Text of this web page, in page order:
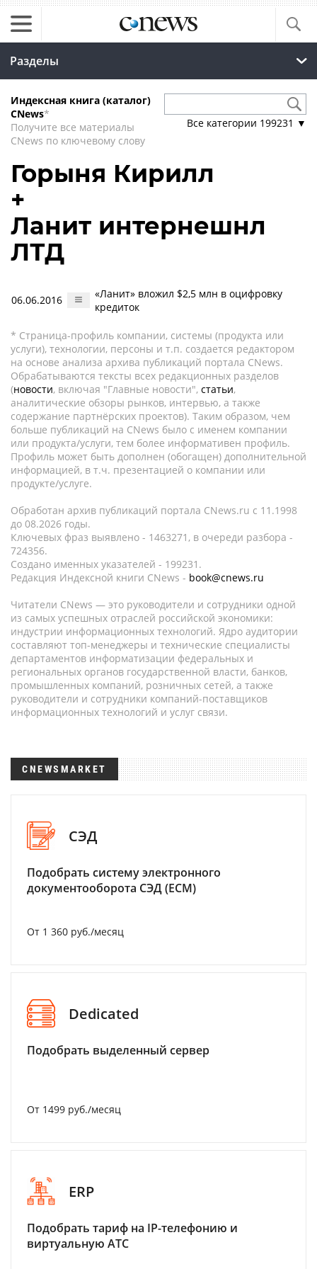
Разделы
Индексная книга (каталог)
CNews*
Получите все материалы
CNews по ключевому слову
Все категории 199231 ▼
Горыня Кирилл
+
Ланит интернешнл
ЛТД
06.06.2016
«Ланит» вложил $2,5 млн в оцифровку
кредиток
* Страница-профиль компании, системы (продукта или
услуги), технологии, персоны и т.п. создается редактором
на основе анализа архива публикаций портала CNews.
Обрабатываются тексты всех редакционных разделов
(новости, включая "Главные новости", статьи,
аналитические обзоры рынков, интервью, а также
содержание партнёрских проектов). Таким образом, чем
больше публикаций на CNews было с именем компании
или продукта/услуги, тем более информативен профиль.
Профиль может быть дополнен (обогащен) дополнительной
информацией, в т.ч. презентацией о компании или
продукте/услуге.
Обработан архив публикаций портала CNews.ru c 11.1998
до 08.2026 годы.
Ключевых фраз выявлено - 1463271, в очереди разбора -
724356.
Создано именных указателей - 199231.
Редакция Индексной книги CNews - book@cnews.ru
Читатели CNews — это руководители и сотрудники одной
из самых успешных отраслей российской экономики:
индустрии информационных технологий. Ядро аудитории
составляют топ-менеджеры и технические специалисты
департаментов информатизации федеральных и
региональных органов государственной власти, банков,
промышленных компаний, розничных сетей, а также
руководители и сотрудники компаний-поставщиков
информационных технологий и услуг связи.
CNEWSMARKET
СЭД
Подобрать систему электронного
документооборота СЭД (ECM)
От 1 360 руб./месяц
Dedicated
Подобрать выделенный сервер
От 1499 руб./месяц
ERP
Подобрать тариф на IP-телефонию и
виртуальную АТС